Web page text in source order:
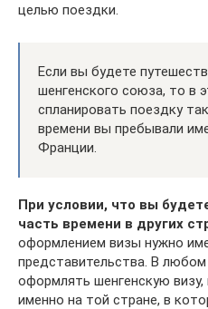
целью поездки.
Если вы будете
шенгенского союза, то в
спланировать поездку
времени вы пребывали
Франции.
При условии, что вы
часть времени в других
оформлением визы нужно
представительства. В
оформлять шенгенскую
именно на той стране, в